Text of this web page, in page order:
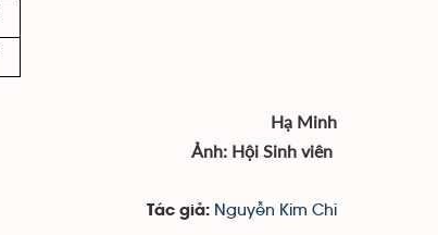
Hạ Minh
Ảnh: Hội Sinh viên
Tác giả: Nguyễn Kim Chi